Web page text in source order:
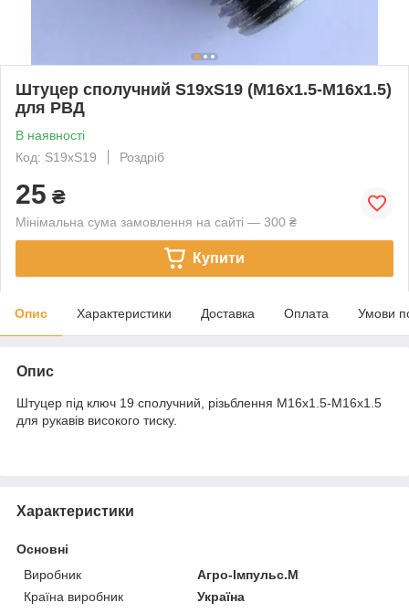
Штуцер сполучний S19хS19 (М16х1.5-М16х1.5)
для РВД
В наявності
Код: S19хS19
Роздріб
25 ₴
Мінімальна сума замовлення на сайті — 300 ₴
Купити
Опис Характеристики Доставка Оплата Умови
Опис
Штуцер під ключ 19 сполучний, різьблення М16х1.5-М16х1.5
для рукавів високого тиску.
Характеристики
Основні
Виробник
Агро-Імпульс.М
Країна виробник
Україна